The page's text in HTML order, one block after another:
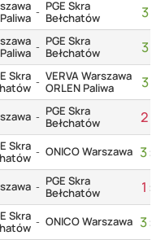
- PGE Skra
Bełchatów
3
- PGE Skra
Bełchatów
3
Skra - VERVA Warszawa
ORLEN Paliwa
3
- PGE Skra
Bełchatów
2
Skra - ONICO Warszawa 3:
- PGE Skra
Bełchatów
1 :
Skra - ONICO Warszawa 3: